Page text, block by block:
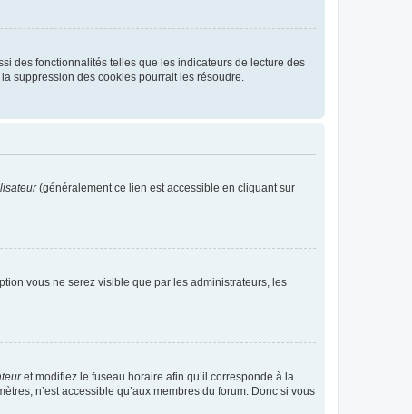
des fonctionnalités telles que les indicateurs de lecture des
suppression des cookies pourrait les résoudre.
(généralement ce lien est accessible en cliquant sur
vous ne serez visible que par les administrateurs, les
et modifiez le fuseau horaire afin qu’il corresponde à la
n’est accessible qu’aux membres du forum. Donc si vous